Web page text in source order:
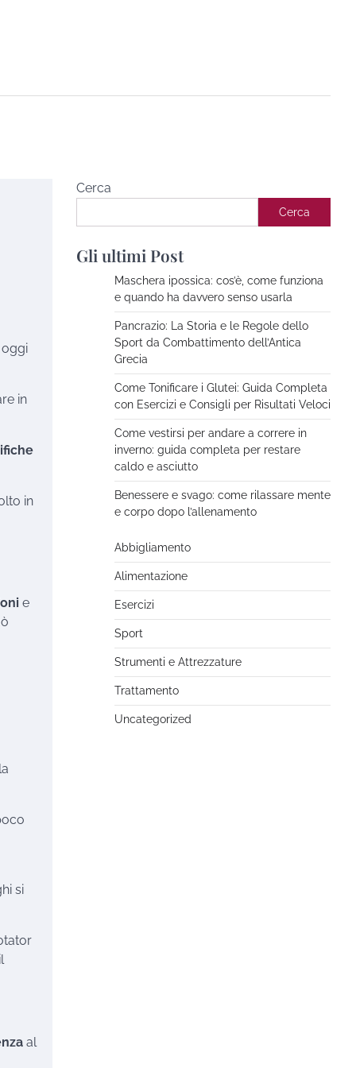
oggi
in
in
e
si
al
Cerca
Cerca
Gli ultimi Post
Maschera ipossica: cos’è, come funziona
e quando ha davvero senso usarla
Pancrazio: La Storia e le Regole dello
Sport da Combattimento dell’Antica
Grecia
Come Tonificare i Glutei: Guida Completa
con Esercizi e Consigli per Risultati Veloci
Come vestirsi per andare a correre in
inverno: guida completa per restare
caldo e asciutto
Benessere e svago: come rilassare mente
e corpo dopo l’allenamento
Abbigliamento
Alimentazione
Esercizi
Sport
Strumenti e Attrezzature
Trattamento
Uncategorized